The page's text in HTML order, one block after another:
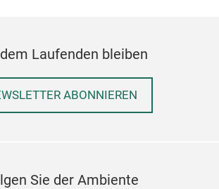
Laufenden bleiben
ABONNIEREN
Sie der Ambiente